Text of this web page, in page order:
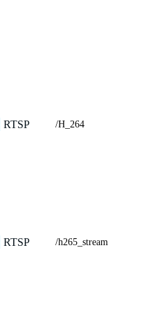
RTSP /H_264
RTSP /h265_stream